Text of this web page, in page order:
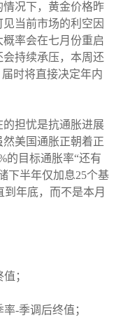
况下，黄金价格昨
当前市场的利空因
率会在七月份重启
持续承压，本周还
时将直接决定年内
的担忧是抗通胀进展
美国通胀正朝着正
的目标通胀率“还有
下半年仅加息25个基
年底，而不是本月
；
-季调后终值；